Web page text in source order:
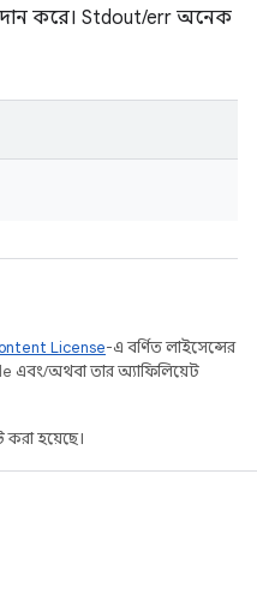
করে। Stdout/err অনেক
License-এ বর্ণিত লাইসেন্সের
এবং/অথবা তার অ্যাফিলিয়েট
হয়েছে।